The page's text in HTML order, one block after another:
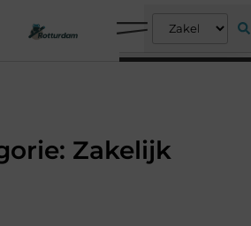
Zakelijk